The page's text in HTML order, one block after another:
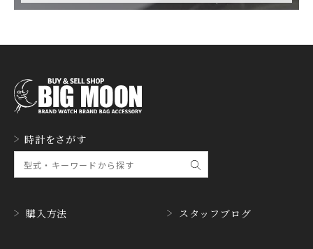
ファーブル・ルーバ フォルティス
FRANCK MULLER NT
GERALD GENTA
ジェラルド・ジェンタ
GLASHUTTE ORIGINA
L
グラスヒュッテ・オリジ
ナル
グッチ
時計をさがす
購入方法 スタッフブログ